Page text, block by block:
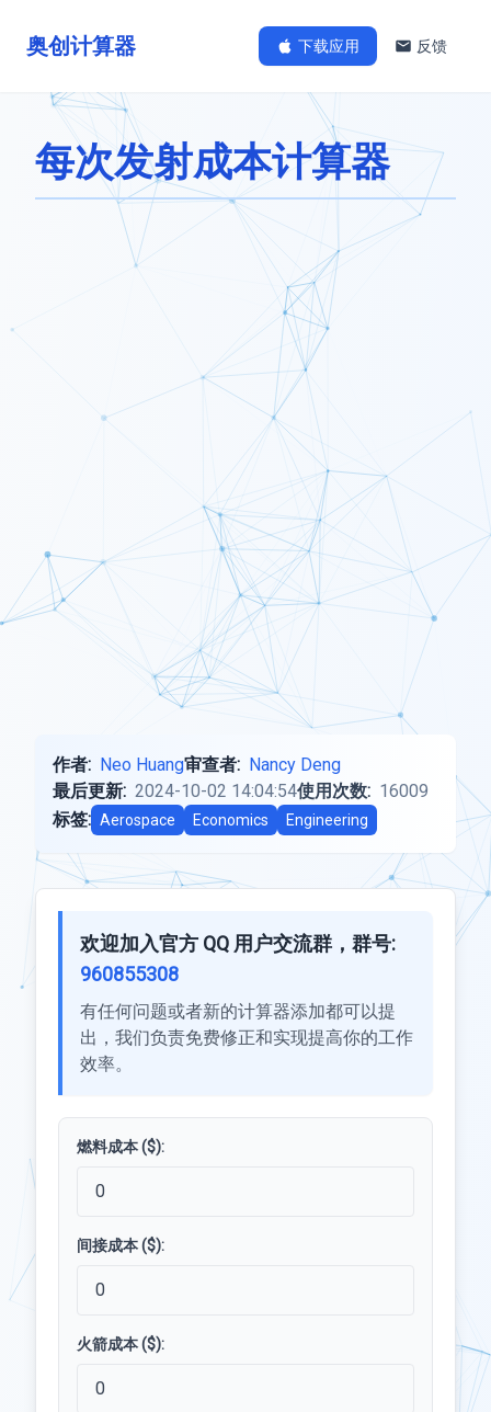
奥创计算器 下载应用 反馈
每次发射成本计算器
作者: Neo Huang审查者: Nancy Deng
最后更新: 2024-10-02 14:04:54使用次数: 16009
标签: Aerospace Economics Engineering
欢迎加入官方 QQ 用户交流群，群号:
960855308
有任何问题或者新的计算器添加都可以提
出，我们负责免费修正和实现提高你的工作
效率。
燃料成本 ($):
间接成本 ($):
火箭成本 ($):